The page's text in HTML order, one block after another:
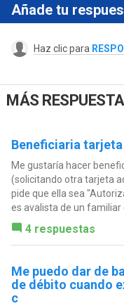
Añade tu
Haz clic para
MÁS
Beneficiaria
Me gustaría hacer
(solicitando otra tarjeta
pide que ella sea
es avalista de un familiar
4 respuestas
Me puedo dar de
de débito cuando
c